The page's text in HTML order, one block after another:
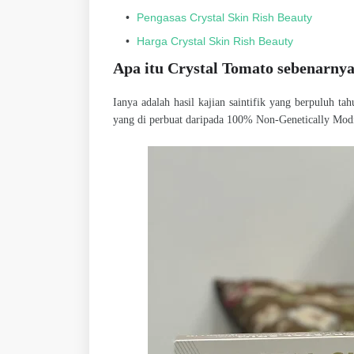
Pengasas Crystal Skin Rish Beauty
Harga Crystal Skin Rish Beauty
Apa itu Crystal Tomato
Ianya adalah hasil kajian saintifik yang berpuluh
yang di perbuat daripada 100% Non-Genetically